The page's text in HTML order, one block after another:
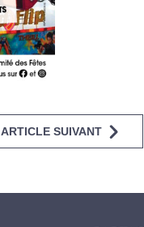
ARTICLE SUIVANT